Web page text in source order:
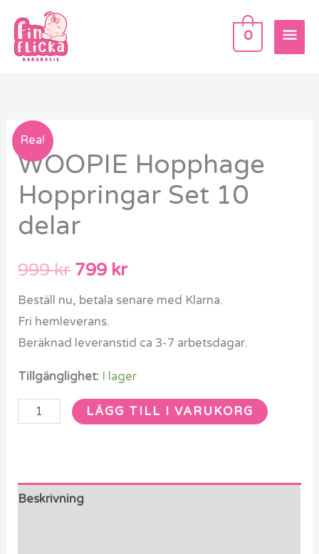
innehåll
0
Rea!
WOOPIE Hopphage
Hoppringar Set 10
delar
999kr
ursprungliga
priset
var:
999 kr.
799 kr
nuvarande
priset
799 kr.
Beställ nu, betala senare med Klarna.
Fri hemleverans.
Beräknad leveranstid ca 3-7 arbetsdagar.
Tillgänglighet: I lager
WOOPIE
Hopphage
Set
10
mängd
LÄGG TILL I VARUKORG
Beskrivning